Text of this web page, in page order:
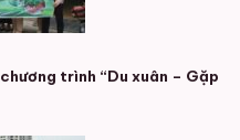
trình “Du xuân – Gặp